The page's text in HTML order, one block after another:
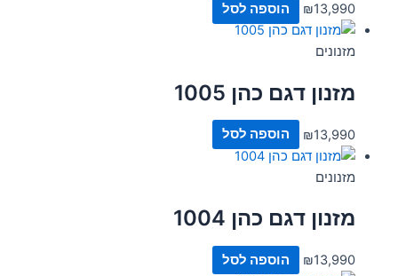
₪13,990 הוספה לסל
מזנונים
מזנון דגם כהן 1005
₪13,990 הוספה לסל
מזנונים
מזנון דגם כהן 1004
₪13,990 הוספה לסל